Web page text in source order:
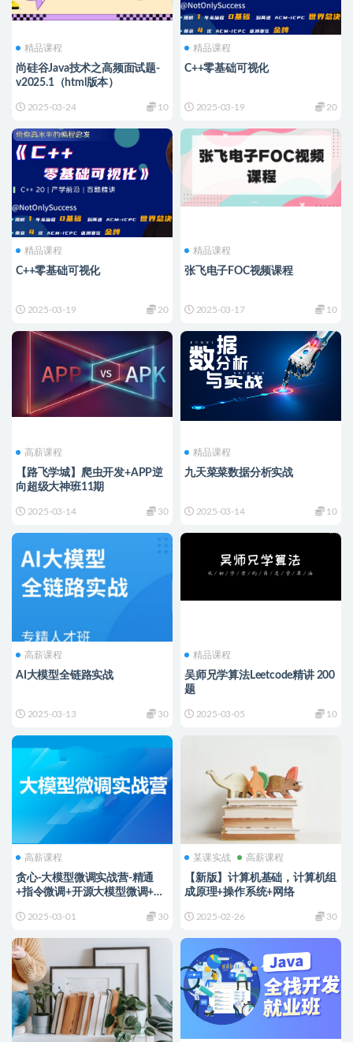
精品课程
尚硅谷Java技术之高频面试题-
v2025.1（html版本）
2025-03-24 10
精品课程
C++零基础可视化
2025-03-19 20
精品课程
C++零基础可视化
2025-03-19 20
精品课程
张飞电子FOC视频课程
2025-03-17 10
高薪课程
【路飞学城】爬虫开发+APP逆
向超级大神班11期
2025-03-14 30
精品课程
九天菜菜数据分析实战
2025-03-14 10
高薪课程
AI大模型全链路实战
2025-03-13 30
精品课程
吴师兄学算法Leetcode精讲 200
题
2025-03-05 10
高薪课程
贪心-大模型微调实战营-精通
+指令微调+开源大模型微调+对
2025-03-01 30
某课实战 高薪课程
【新版】计算机基础，计算机组
成原理+操作系统+网络
2025-02-26 30